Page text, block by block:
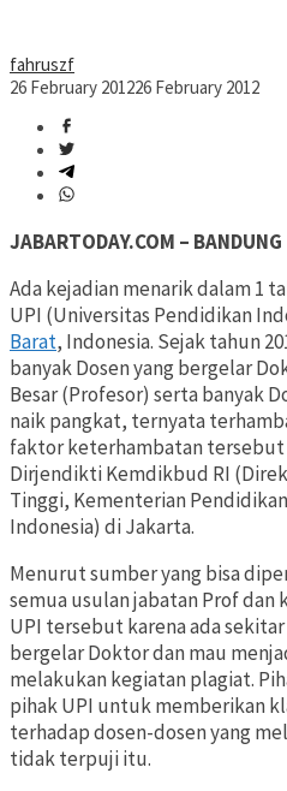
fahruszf
26 February 201226 February 2012
JABARTODAY.COM – BANDUNG
Ada kejadian menarik dalam 1
UPI (Universitas Pendidikan
Barat, Indonesia. Sejak tahun
banyak Dosen yang bergelar
Besar (Profesor) serta banyak
naik pangkat, ternyata
faktor keterhambatan
Dirjendikti Kemdikbud RI
Tinggi, Kementerian
Indonesia) di Jakarta.
Menurut sumber yang bisa
semua usulan jabatan Prof dan
UPI tersebut karena ada sekitar
bergelar Doktor dan mau
melakukan kegiatan plagiat.
pihak UPI untuk memberikan
terhadap dosen-dosen yang
tidak terpuji itu.